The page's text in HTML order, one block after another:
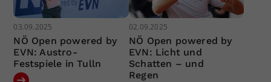
03.09.2025
NÖ Open powered by
EVN: Austro-
Festspiele in Tulln
02.09.2025
NÖ Open powered by
EVN: Licht und
Schatten – und
Regen